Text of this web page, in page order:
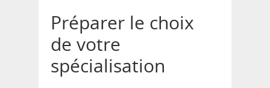
Préparer le choix
de votre
spécialisation